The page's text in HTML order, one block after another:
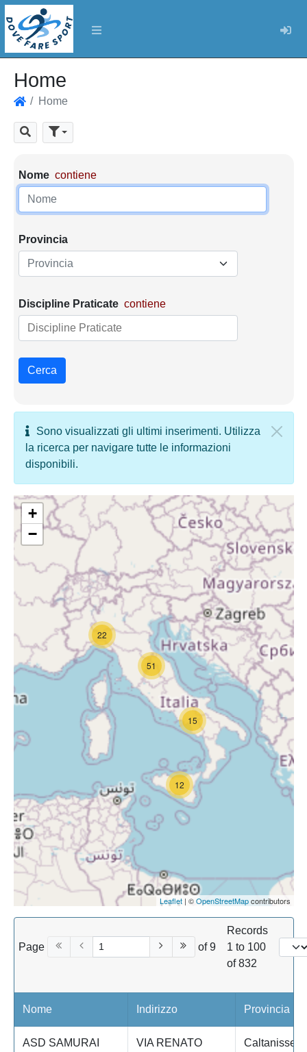
Home
Home
CercaParametri di ricerca
Nome contiene
Provincia
Provincia
Discipline Praticate contiene
Cerca
Sono visualizzati gli ultimi inserimenti. Utilizza
la ricerca per navigare tutte le informazioni
disponibili.
15
12
22
51
+
−
Leaflet| ©OpenStreetMapcontributors
Page of 9
Records
1 to 100
of 832
Nome Indirizzo Provincia
ASD SAMURAI
VIA RENATO
Caltanissetta